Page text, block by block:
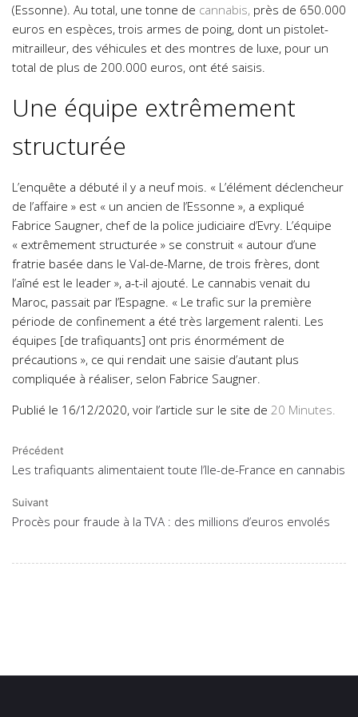
(Essonne). Au total, une tonne de cannabis, près de 650.000
euros en espèces, trois armes de poing, dont un pistolet-
mitrailleur, des véhicules et des montres de luxe, pour un
total de plus de 200.000 euros, ont été saisis.
Une équipe extrêmement
structurée
L’enquête a débuté il y a neuf mois. « L’élément déclencheur
de l’affaire » est « un ancien de l’Essonne », a expliqué
Fabrice Saugner, chef de la police judiciaire d’Evry. L’équipe
« extrêmement structurée » se construit « autour d’une
fratrie basée dans le Val-de-Marne, de trois frères, dont
l’aîné est le leader », a-t-il ajouté. Le cannabis venait du
Maroc, passait par l’Espagne. « Le trafic sur la première
période de confinement a été très largement ralenti. Les
équipes [de trafiquants] ont pris énormément de
précautions », ce qui rendait une saisie d’autant plus
compliquée à réaliser, selon Fabrice Saugner.
Publié le 16/12/2020, voir l’article sur le site de 20 Minutes
Précédent
Les trafiquants alimentaient toute l’Ile-de-France en cannabis
Suivant
Procès pour fraude à la TVA : des millions d’euros envolés